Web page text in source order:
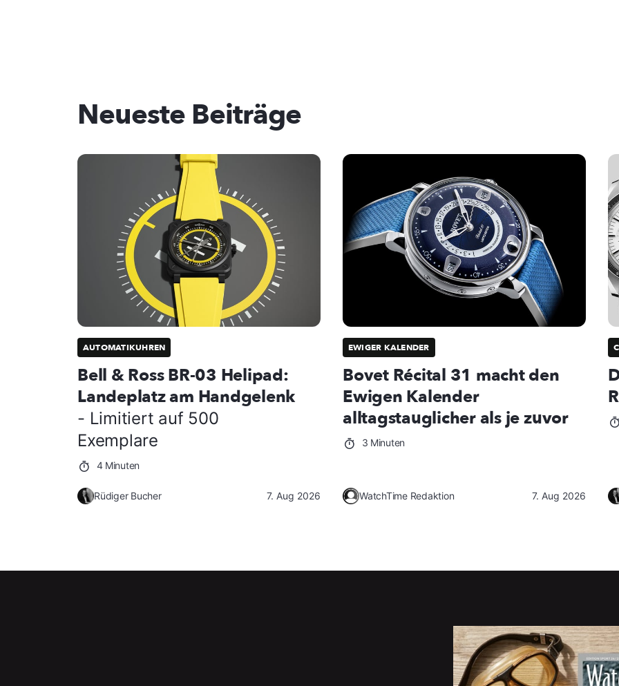
Neueste Beiträge
AUTOMATIKUHREN
Bell & Ross BR-03 Helipad:
Landeplatz am Handgelenk
- Limitiert auf 500
Exemplare
4 Minuten
Rüdiger Bucher 7. Aug 2026
EWIGER KALENDER
Bovet Récital 31 macht den
Ewigen Kalender
alltagstauglicher als je zuvor
3 Minuten
WatchTime Redaktion 7. Aug 2026